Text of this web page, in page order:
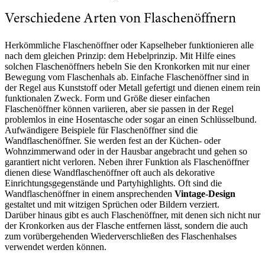
Verschiedene Arten von Flaschenöffnern
Herkömmliche Flaschenöffner oder Kapselheber funktionieren alle
nach dem gleichen Prinzip: dem Hebelprinzip. Mit Hilfe eines
solchen Flaschenöffners hebeln Sie den Kronkorken mit nur einer
Bewegung vom Flaschenhals ab. Einfache Flaschenöffner sind in
der Regel aus Kunststoff oder Metall gefertigt und dienen einem rein
funktionalen Zweck. Form und Größe dieser einfachen
Flaschenöffner können variieren, aber sie passen in der Regel
problemlos in eine Hosentasche oder sogar an einen Schlüsselbund.
Aufwändigere Beispiele für Flaschenöffner sind die
Wandflaschenöffner. Sie werden fest an der Küchen- oder
Wohnzimmerwand oder in der Hausbar angebracht und gehen so
garantiert nicht verloren. Neben ihrer Funktion als Flaschenöffner
dienen diese Wandflaschenöffner oft auch als dekorative
Einrichtungsgegenstände und Partyhighlights. Oft sind die
Wandflaschenöffner in einem ansprechenden Vintage-Design
gestaltet und mit witzigen Sprüchen oder Bildern verziert.
Darüber hinaus gibt es auch Flaschenöffner, mit denen sich nicht nur
der Kronkorken aus der Flasche entfernen lässt, sondern die auch
zum vorübergehenden Wiederverschließen des Flaschenhalses
verwendet werden können.